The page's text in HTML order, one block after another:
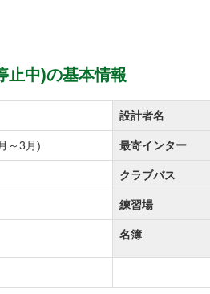
止中)の基本情報
設計者名
～3月) 最寄インター
クラブバス
練習場
名簿